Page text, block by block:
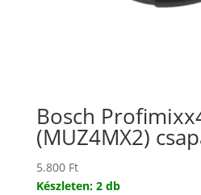
Bosch
(MUZ4MX2)
5.800 Ft
Készleten: 2 db